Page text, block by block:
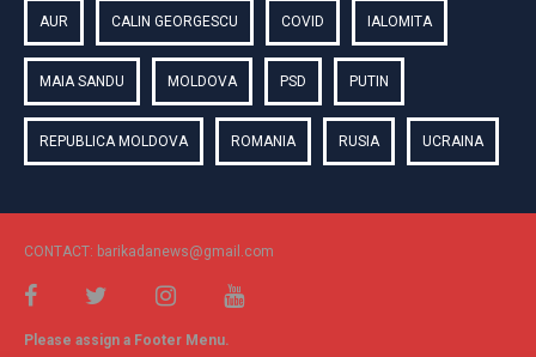
AUR CALIN GEORGESCU COVID IALOMITA
MAIA SANDU MOLDOVA PSD PUTIN
REPUBLICA MOLDOVA ROMANIA RUSIA UCRAINA
CONTACT: barikadanews@gmail.com
Please assign a Footer Menu.